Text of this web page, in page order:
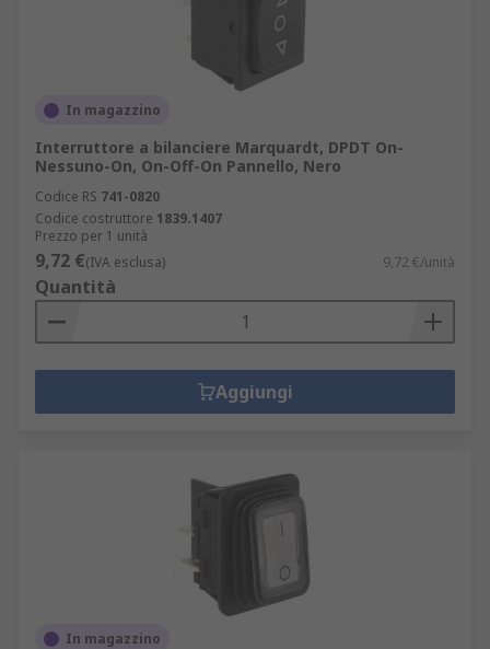
In magazzino
Interruttore a bilanciere Marquardt, DPDT On-
Nessuno-On, On-Off-On Pannello, Nero
Codice RS 741-0820
Codice costruttore 1839.1407
Prezzo per 1 unità
9,72 €(IVA esclusa) 9,72 €/unità
Quantità
Aggiungi
In magazzino